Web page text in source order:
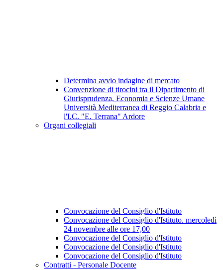
Determina avvio indagine di mercato
Convenzione di tirocini tra il Dipartimento di
Giurisprudenza, Economia e Scienze Umane
Università Mediterranea di Reggio Calabria e
l'I.C. "E. Terrana" Ardore
Organi collegiali
Convocazione del Consiglio d'Istituto
Convocazione del Consiglio d'Istituto. mercoledì
24 novembre alle ore 17,00
Convocazione del Consiglio d'Istituto
Convocazione del Consiglio d'Istituto
Convocazione del Consiglio d'Istituto
Contratti - Personale Docente